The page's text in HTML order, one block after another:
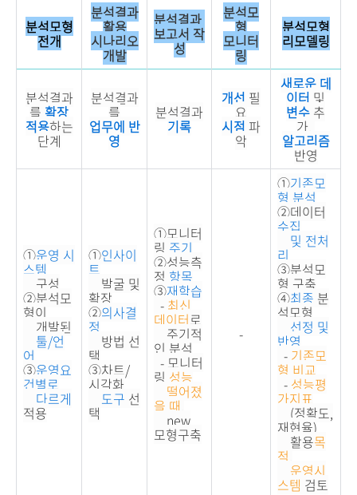
분석모형
전개
분석결과
활용
시나리오
개발
분석결과
보고서 작
성
분석모
형
모니터
링
분석모형
리모델링
분석결과
를 확장
적용하는
단계
분석결과
를
업무에 반
영
분석결과
기록
개선 필
요
시점 파
악
새로운 데
이터 및
변수 추
가,
알고리즘
반영
①운영 시
스템
구성
②분석모
형이
개발된
툴/언
어
③운영요
건별로
다르게
적용
①인사이
트
발굴 및
확장
②의사결
정
방법 선
택
③차트/
시각화
도구 선
택
①모니터
링 주기
②성능측
정 항목
③재학습
- 최신
데이터로
주기적
인 분석
- 모니터
링 성능
떨어졌
을 때
new
모형구축
-
①기존모
형 분석
②데이터
수집
및 전처
리
③분석모
형 구축
④최종 분
석모형
선정 및
반영
- 기존모
형 비교
- 성능평
가지표
(정확도,
재현율)
활용목
적
운영시
스템 검토